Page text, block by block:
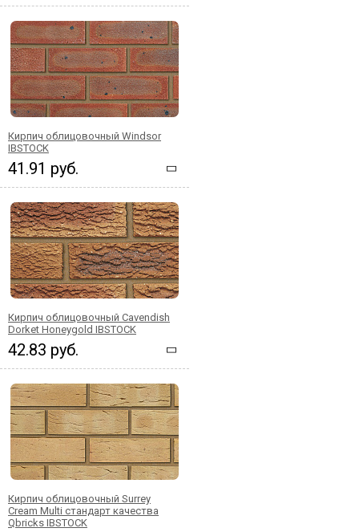
Кирпич облицовочный Windsor
IBSTOCK
41.91 руб.
Кирпич облицовочный Cavendish
Dorket Honeygold IBSTOCK
42.83 руб.
Кирпич облицовочный Surrey
Cream Multi стандарт качества
Qbricks IBSTOCK